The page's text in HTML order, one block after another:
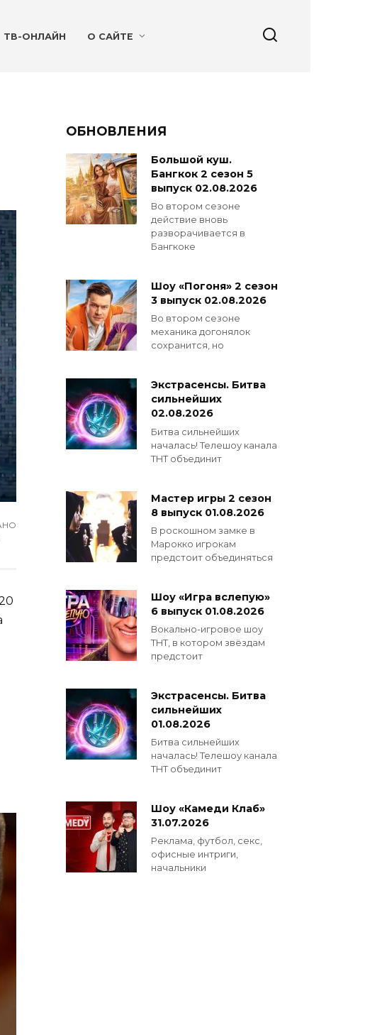
ТВ-ОНЛАЙН О САЙТЕ
ОБНОВЛЕНИЯ
Большой куш.
Бангкок 2 сезон 5
выпуск 02.08.2026
Во втором сезоне
действие вновь
разворачивается в
Бангкоке
Шоу «Погоня» 2 сезон
3 выпуск 02.08.2026
Во втором сезоне
механика догонялок
сохранится, но
Экстрасенсы. Битва
сильнейших
02.08.2026
Битва сильнейших
началась! Телешоу канала
ТНТ объединит
Мастер игры 2 сезон
8 выпуск 01.08.2026
В роскошном замке в
Марокко игрокам
предстоит объединяться
Шоу «Игра вслепую»
6 выпуск 01.08.2026
Вокально-игровое шоу
ТНТ, в котором звёздам
предстоит
Экстрасенсы. Битва
сильнейших
01.08.2026
Битва сильнейших
началась! Телешоу канала
ТНТ объединит
Шоу «Камеди Клаб»
31.07.2026
Реклама, футбол, секс,
офисные интриги,
начальники